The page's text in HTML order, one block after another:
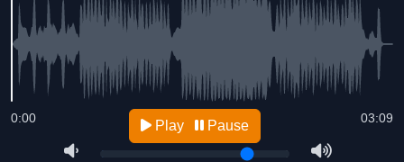
03:09
0:00 Play Pause